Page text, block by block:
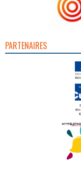
PARTENAIRES